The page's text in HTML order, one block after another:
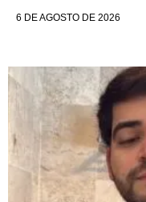
6 DE AGOSTO DE 2026